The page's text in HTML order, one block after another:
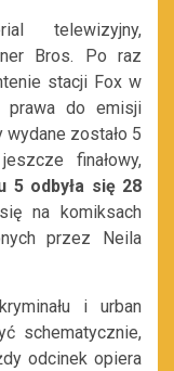
telewizyjny,
Bros. Po raz
stacji Fox w
prawa do emisji
zostało 5
finałowy,
5 odbyła się 28
na komiksach
przez Neila
i urban
schematycznie,
odcinek opiera